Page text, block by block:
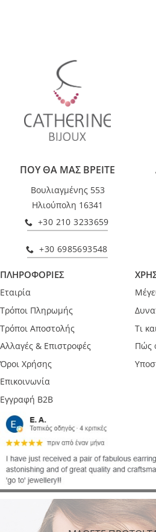
ΠΟΥ ΘΑ ΜΑΣ ΒΡΕΙΤΕ
Βουλιαγμένης 553
Ηλιούπολη 16341
+30 210 3233659
+30 6985693548
ΠΛΗΡΟΦΟΡΙΕΣ
Εταιρία
Τρόποι Πληρωμής
Τρόποι Αποστολής
Αλλαγές & Επιστροφές
Όροι Χρήσης
Επικοινωνία
Εγγραφή B2B
Τι
Πώς